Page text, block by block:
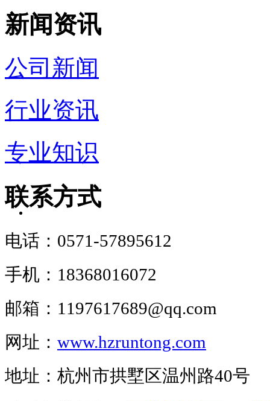
新闻资讯
公司新闻
行业资讯
专业知识
联系方式
电话：0571-57895612
手机：18368016072
邮箱：1197617689@qq.com
网址： www.hzruntong.com
地址：杭州市拱墅区温州路40号